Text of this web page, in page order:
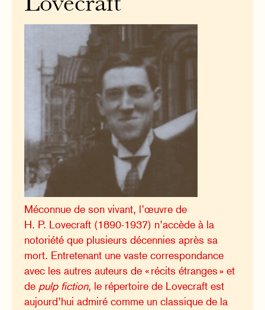
Lovecraft
Méconnue de son vivant, l’œuvre de
H. P. Lovecraft (1890-1937) n’accède à la
notoriété que plusieurs décennies après sa
mort. Entretenant une vaste correspondance
avec les autres auteurs de « récits étranges » et
de pulp fiction, le répertoire de Lovecraft est
aujourd’hui admiré comme un classique de la